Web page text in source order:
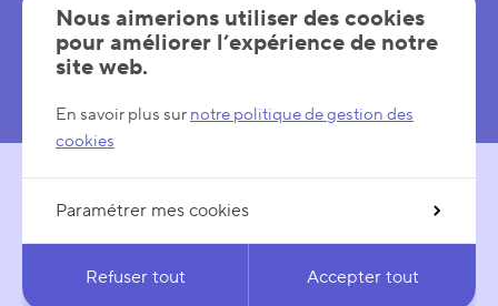
Cookies
Réglages cookies
SUIVEZ-NOUS
Nous aimerions utiliser des cookies
pour améliorer l’expérience de notre
site web.
En savoir plus sur notre politique de gestion des
cookies
Paramétrer mes cookies
Refuser tout Accepter tout